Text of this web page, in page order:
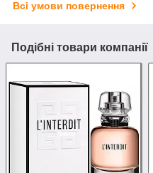
Всі умови повернення
Подібні товари компанії